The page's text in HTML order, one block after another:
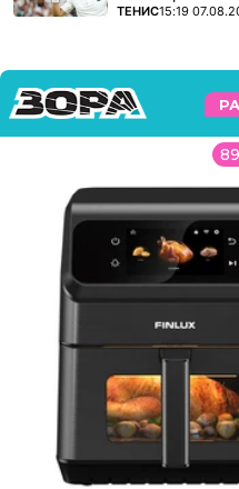
ПОВЕЧЕ ОТ
ТЕНИС15:19